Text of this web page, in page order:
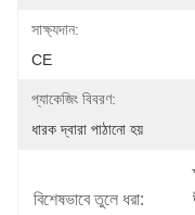
সাক্ষ্যদান:
CE
প্যাকেজিং বিবরণ:
ধারক দ্বারা পাঠানো হয়
বিশেষভাবে তুলে ধরা: